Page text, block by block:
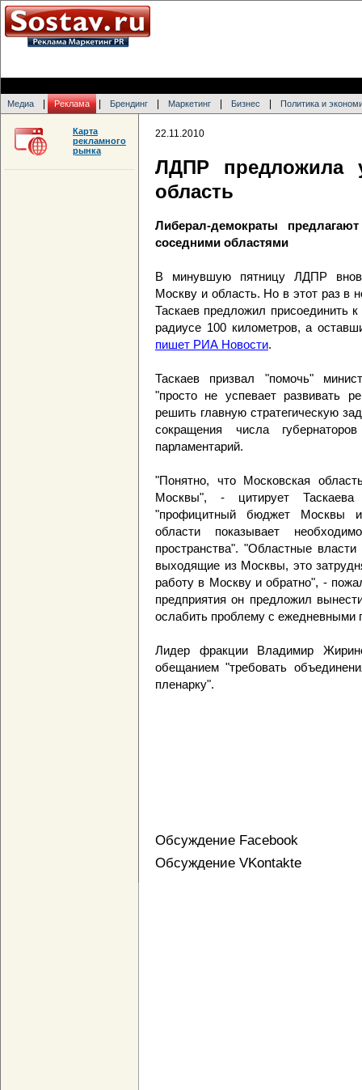
Медиа Реклама Брендинг Маркетинг Бизнес Политика и
22.11.2010
ЛДПР предложила
область
Либерал-демократы
соседними областями
В минувшую пятницу ЛДПР
Москву и область. Но в этот раз в
Таскаев предложил присоединить
радиусе 100 километров, а
пишет РИА Новости.
Таскаев призвал "помочь"
"просто не успевает развивать
решить главную стратегическую
сокращения числа
парламентарий.
"Понятно, что Московская
Москвы", - цитирует
"профицитный бюджет Москвы и
области показывает
пространства". "Областные
выходящие из Москвы, это
работу в Москву и обратно", -
предприятия он предложил
ослабить проблему с ежедневными
Лидер фракции Владимир
обещанием "требовать
пленарку".
Обсуждение Facebook
Обсуждение VKontakte
Карта
рекламного
рынка